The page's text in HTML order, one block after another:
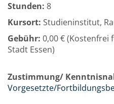
Stunden: 8
Kursort: Studieninstitut,
Gebühr: 0,00 €
Stadt Essen)
Zustimmung/
Vorgesetzte/